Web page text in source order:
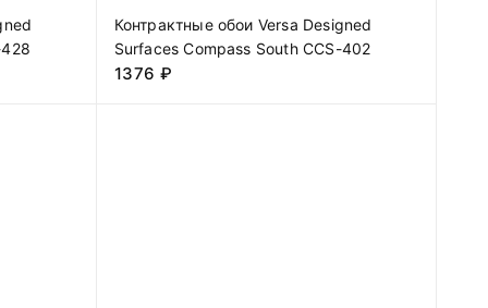
Контрактные обои Versa Designed
Surfaces Compass South CCS-402
1376 ₽